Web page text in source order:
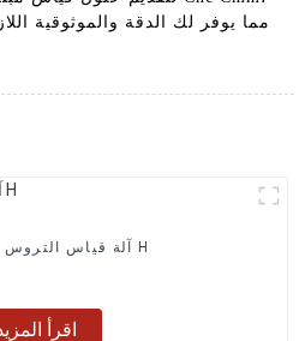
مما يوفر لك الدقة والموثوقية
آلة قياس التروس من سلسلة H
اقرأ